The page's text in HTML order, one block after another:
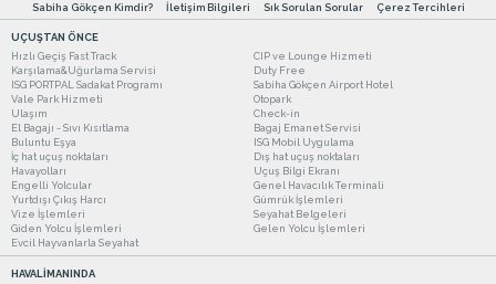
Sabiha Gökçen Kimdir?
İletişim Bilgileri Sık Sorulan Sorular Çerez Tercihleri
UÇUŞTAN ÖNCE
Hızlı Geçiş Fast Track
CIP ve Lounge Hizmeti
Karşılama&Uğurlama Servisi
Duty Free
ISG PORTPAL Sadakat Programı
Sabiha Gökçen Airport Hotel
Vale Park Hizmeti
Otopark
Ulaşım
Check-in
El Bagajı - Sıvı Kısıtlama
Bagaj Emanet Servisi
Buluntu Eşya
ISG Mobil Uygulama
İç hat uçuş noktaları
Dış hat uçuş noktaları
Havayolları
Uçuş Bilgi Ekranı
Engelli Yolcular
Genel Havacılık Terminali
Yurtdışı Çıkış Harcı
Gümrük İşlemleri
Vize İşlemleri
Seyahat Belgeleri
Giden Yolcu İşlemleri
Gelen Yolcu İşlemleri
Evcil Hayvanlarla Seyahat
HAVALİMANINDA